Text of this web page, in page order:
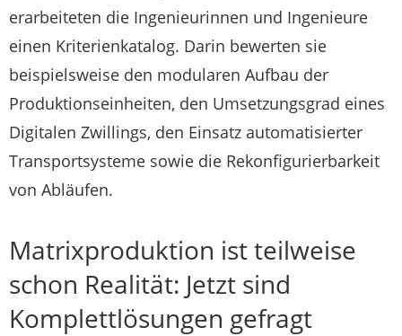
erarbeiteten die Ingenieurinnen und Ingenieure
einen Kriterienkatalog. Darin bewerten sie
beispielsweise den modularen Aufbau der
Produktionseinheiten, den Umsetzungsgrad eines
Digitalen Zwillings, den Einsatz automatisierter
Transportsysteme sowie die Rekonfigurierbarkeit
von Abläufen.
Matrixproduktion ist teilweise
schon Realität: Jetzt sind
Komplettlösungen gefragt